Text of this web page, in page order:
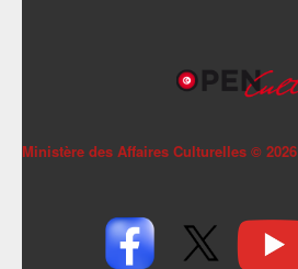
Ministère des Affaires Culturelles © 2026